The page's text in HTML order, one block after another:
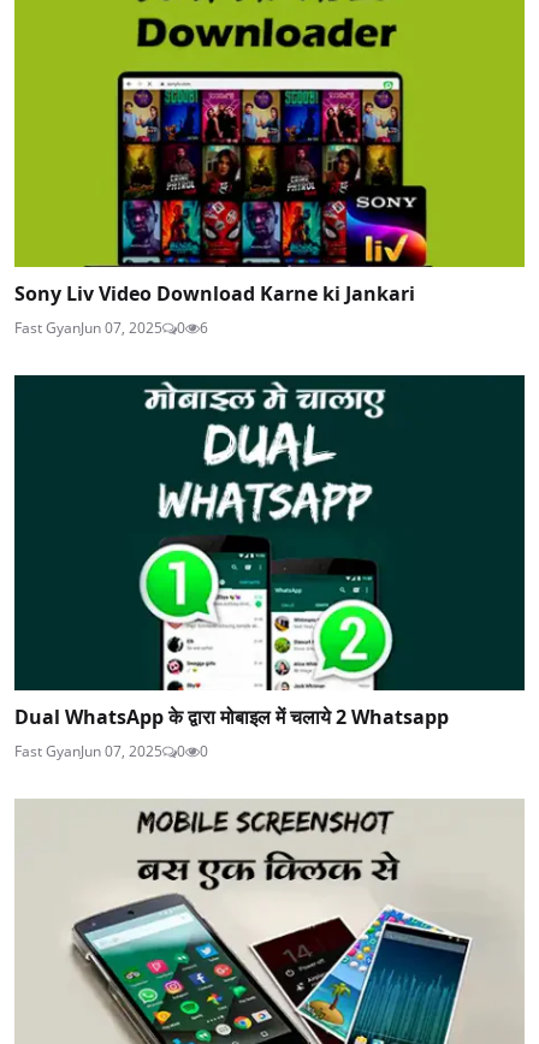
Sony Liv Video Download Karne ki Jankari
Fast GyanJun 07, 2025 0 6
Dual WhatsApp के द्वारा मोबाइल में चलाये 2 Whatsapp
Fast GyanJun 07, 2025 0 0